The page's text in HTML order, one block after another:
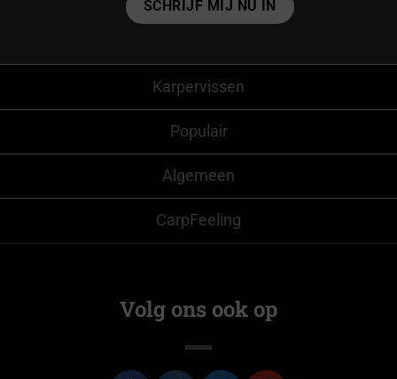
Karpervissen
Populair
Algemeen
CarpFeeling
Volg ons ook op